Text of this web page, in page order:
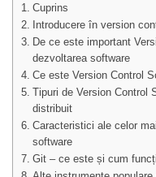
Cuprins
Introducere în version
De ce este important
dezvoltarea software
Ce este Version Control
Tipuri de Version Control
distribuit
Caracteristici ale celor
software
Git – ce este și cum